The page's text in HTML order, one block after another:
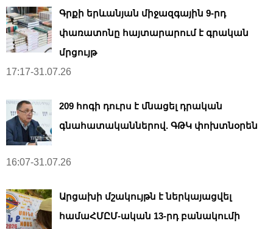
Գրքի երևանյան միջազգային 9-րդ
փառատոնը հայտարարում է գրական
մրցույթ
17:17-31.07.26
209 հոգի դուրս է մնացել դրական
գնահատականներով. ԳԹԿ փոխտնօրեն
16:07-31.07.26
Արցախի մշակույթն է ներկայացվել
համաՀՄԸՄ-ական 13-րդ բանակումի